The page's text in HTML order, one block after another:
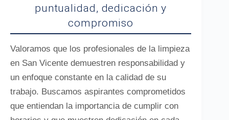
puntualidad, dedicación y
compromiso
Valoramos que los profesionales de la limpieza
en San Vicente demuestren responsabilidad y
un enfoque constante en la calidad de su
trabajo. Buscamos aspirantes comprometidos
que entiendan la importancia de cumplir con